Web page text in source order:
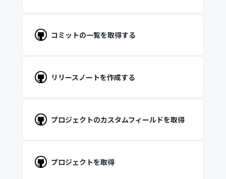
コミットの一覧を取得する
リリースノートを作成する
プロジェクトのカスタムフィールドを取得
プロジェクトを取得